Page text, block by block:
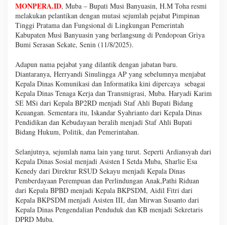
MONPERA.ID, Muba – Bupati Musi Banyuasin, H.M Toha resmi
melakukan pelantikan dengan mutasi sejumlah pejabat Pimpinan
Tinggi Pratama dan Fungsional di Lingkungan Pemerintah
Kabupaten Musi Banyuasin yang berlangsung di Pendopoan Griya
Bumi Serasan Sekate, Senin (11/8/2025).
Adapun nama pejabat yang dilantik dengan jabatan baru.
Diantaranya, Herryandi Sinulingga AP yang sebelumnya menjabat
Kepala Dinas Komunikasi dan Informatika kini dipercaya sebagai
Kepala Dinas Tenaga Kerja dan Transmigrasi, Muba. Haryadi Karim
SE MSi dari Kepala BP2RD menjadi Staf Ahli Bupati Bidang
Keuangan. Sementara itu, Iskandar Syahrianto dari Kepala Dinas
Pendidikan dan Kebudayaan beralih menjadi Staf Ahli Bupati
Bidang Hukum, Politik, dan Pemerintahan.
Selanjutnya, sejumlah nama lain yang turut. Seperti Ardiansyah dari
Kepala Dinas Sosial menjadi Asisten I Setda Muba, Sharlie Esa
Kenedy dari Direktur RSUD Sekayu menjadi Kepala Dinas
Pemberdayaan Perempuan dan Perlindungan Anak,Pathi Riduan
dari Kepala BPBD menjadi Kepala BKPSDM, Aidil Fitri dari
Kepala BKPSDM menjadi Asisten III, dan Mirwan Susanto dari
Kepala Dinas Pengendalian Penduduk dan KB menjadi Sekretaris
DPRD Muba.